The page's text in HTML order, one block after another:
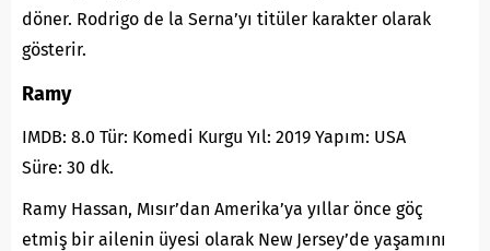
döner. Rodrigo de la Serna’yı titüler karakter olarak
gösterir.
Ramy
IMDB: 8.0 Tür: Komedi Kurgu Yıl: 2019 Yapım: USA
Süre: 30 dk.
Ramy Hassan, Mısır’dan Amerika’ya yıllar önce göç
etmiş bir ailenin üyesi olarak New Jersey’de yaşamını